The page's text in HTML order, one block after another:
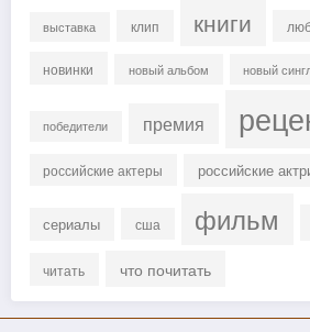
выставка клип книги
новинки новый альбом новый
победители премия
российские актеры российские
сериалы сша фильм
читать что почитать